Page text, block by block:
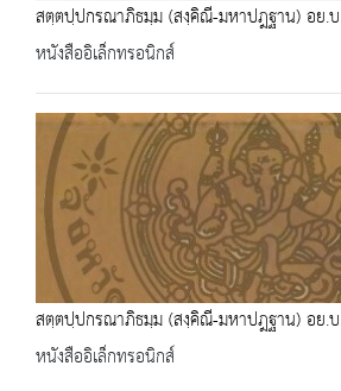
สตฺตปฺปกรณาภิธมฺม (สงฺคิณี-มหาปฎฐาน) อย.
หนังสืออิเล็กทรอนิกส์
สตฺตปฺปกรณาภิธมฺม (สงฺคิณี-มหาปฎฐาน) อย.
หนังสืออิเล็กทรอนิกส์